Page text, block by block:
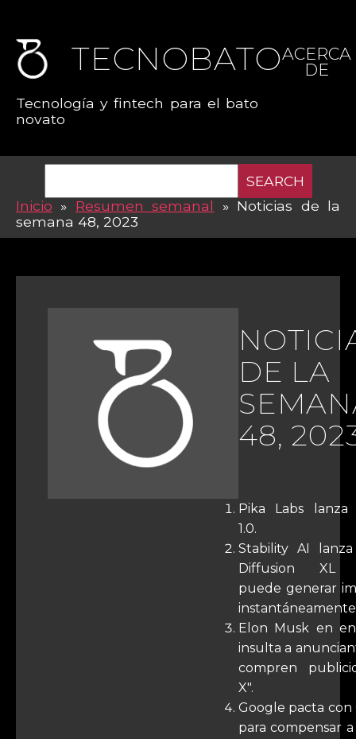
TECNOBATO
Tecnología y fintech para el bato
novato
ACERCA
DE
SEARCH
Inicio » Resumen semanal » Noticias de la
semana 48, 2023
DE LA
48,
Pika Labs lanza
1.0.
Stability AI
Diffusion XL
puede generar
Elon Musk en
insulta a
compren
X".
Google pacta con
para compensar